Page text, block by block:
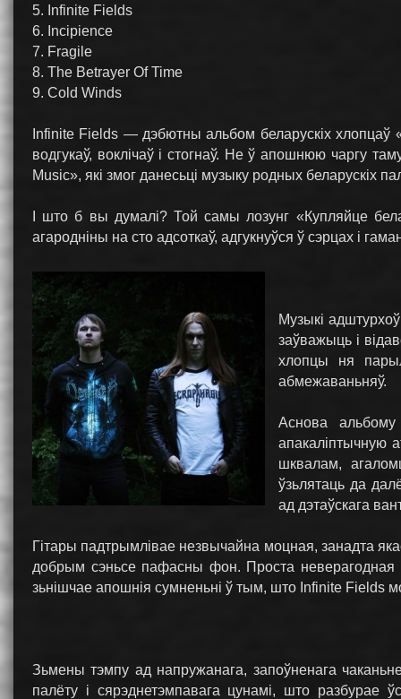
5. Infinite Fields
6. Incipience
7. Fragile
8. The Betrayer Of Time
9. Cold Winds
Infinite Fields — дэбютны альбом беларускіх
водгукаў, воклічаў і стогнаў. Не ў апошнюю чаргу
Music», які змог данесьці музыку родных беларускіх
І што б вы думалі? Той самы лозунг «Купляйце
агародніны на сто адсоткаў, адгукнуўся ў сэрцах і
Музыкі
заўважыць і
хлопцы ня
абмежаваньняў.
Аснова
апакаліптычную
шквалам,
ўзьлятаць да
ад дэтаўскага
Гітары падтрымлівае незвычайна моцная, занадта
добрым сэньсе пафасны фон. Проста неверагодная
зьнішчае апошнія сумненьні ў тым, што Infinite Fields
Зьмены тэмпу ад напружанага, запоўненага
палёту і сярэднетэмпавага цунамі, што разбурае